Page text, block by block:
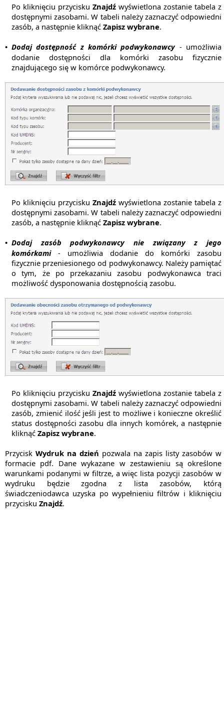
Po kliknięciu przycisku Znajdź wyświetlona zostanie tabela z
dostępnymi zasobami. W tabeli należy zaznaczyć odpowiedni
zasób, a następnie kliknąć Zapisz wybrane.
• Dodaj dostępność z komórki podwykonawcy- umożliwia
dodanie dostępności dla komórki zasobu fizycznie
znajdującego się w komórce podwykonawcy.
Po kliknięciu przycisku Znajdź wyświetlona zostanie tabela z
dostępnymi zasobami. W tabeli należy zaznaczyć odpowiedni
zasób, a następnie kliknąć Zapisz wybrane.
• Dodaj zasób podwykonawcy nie związany z jego
komórkami- umożliwia dodanie do komórki zasobu
fizycznie przeniesionego od podwykonawcy. Należy pamiętać
o tym, że po przekazaniu zasobu podwykonawca traci
możliwość dysponowania dostępnością zasobu.
Po kliknięciu przycisku Znajdź wyświetlona zostanie tabela z
dostępnymi zasobami. W tabeli należy zaznaczyć odpowiedni
zasób, zmienić ilość jeśli jest to możliwe i konieczne określić
status dostępności zasobu dla innych komórek, a następnie
kliknąć Zapisz wybrane.
Przycisk Wydruk na dzień pozwala na zapis listy zasobów w
formacie pdf. Dane wykazane w zestawieniu są określone
warunkami podanymi w filtrze, a więc lista pozycji zasobów w
wydruku będzie zgodna z lista zasobów, którą
świadczeniodawca uzyska po wypełnieniu filtrów i kliknięciu
przycisku Znajdź.